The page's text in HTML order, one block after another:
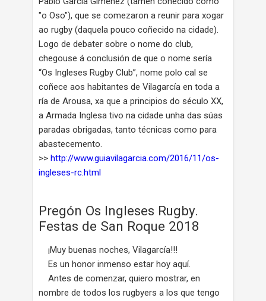
"o Oso"), que se comezaron a reunir para xogar
ao rugby (daquela pouco coñecido na cidade).
Logo de debater sobre o nome do club,
chegouse á conclusión de que o nome sería
“Os Ingleses Rugby Club”, nome polo cal se
coñece aos habitantes de Vilagarcía en toda a
ría de Arousa, xa que a principios do século XX,
a Armada Inglesa tivo na cidade unha das súas
paradas obrigadas, tanto técnicas como para
abastecemento.
>> http://www.guiavilagarcia.com/2016/11/os-
ingleses-rc.html
Pregón Os Ingleses Rugby.
Festas de San Roque 2018
¡Muy buenas noches, Vilagarcía!!!
Es un honor inmenso estar hoy aquí.
Antes de comenzar, quiero mostrar, en
nombre de todos los rugbyers a los que tengo